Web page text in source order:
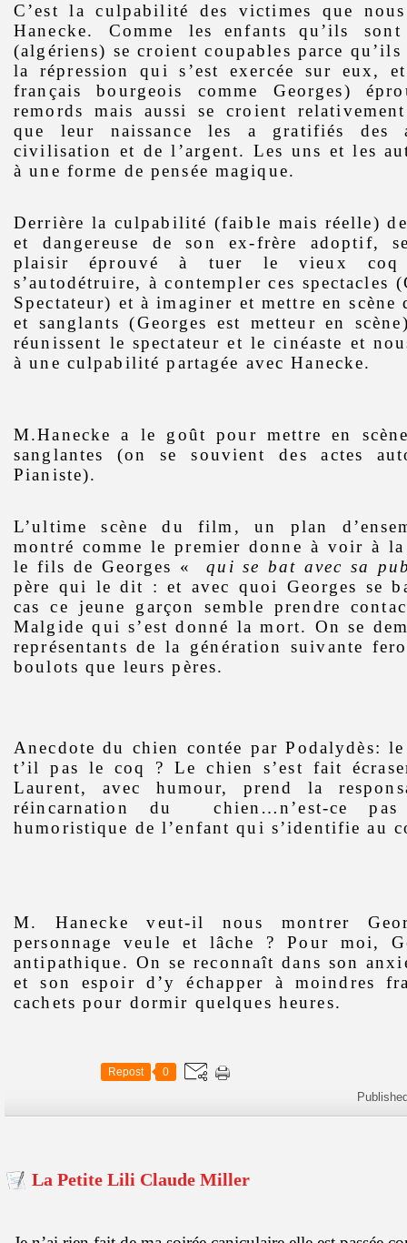
C’est la culpabilité des victimes que
Hanecke. Comme les
enfants
qu’ils
(algériens) se croient coupables parce
la répression qui s’est exercée sur eux,
français bourgeois comme Georges)
remords mais aussi se croient
que leur naissance les a gratifiés des
civilisation et de l’argent. Les uns et les
à une forme de pensée magique.
Derrière la culpabilité (faible mais réelle)
et dangereuse de son ex-frère adoptif,
plaisir éprouvé à tuer le vieux
s’autodétruire, à contempler ces spectacles
Spectateur) et à imaginer et mettre en scène
et sanglants (Georges est metteur en
réunissent le spectateur et le cinéaste et
à une culpabilité partagée avec Hanecke.
M.Hanecke a le goût pour mettre en
sanglantes (on se souvient des actes
Pianiste).
L’ultime scène du film, un plan
montré comme le premier donne à voir à
le fils de Georges «qui se bat avec sa
père qui le dit : et avec quoi Georges se
cas ce jeune garçon semble prendre
Malgide qui s’est donné la mort. On se
représentants de la génération suivante
boulots que leurs pères.
Anecdote du chien contée par Podalydès:
t’il pas le coq ? Le chien s’est fait
Laurent, avec humour, prend la
réincarnation du
chien…n’est-ce
humoristique de l’enfant qui s’identifie au
M. Hanecke veut-il nous montrer
personnage veule et lâche ? Pour moi,
antipathique. On se reconnaît dans son
et son espoir d’y échapper à moindres
cachets pour dormir quelques heures.
Repost 0
La Petite Lili Claude Miller